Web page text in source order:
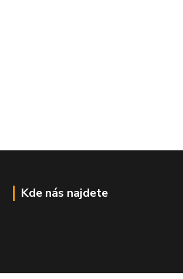
Kde nás najdete